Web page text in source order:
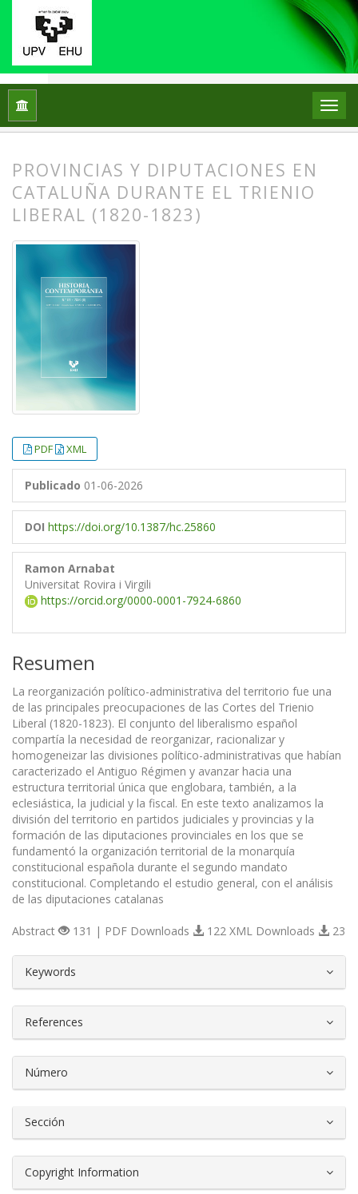
Inicio
PROVINCIAS Y DIPUTACIONES EN
CATALUÑA DURANTE EL TRIENIO
LIBERAL (1820-1823)
PDF XML
Publicado 01-06-2026
DOI https://doi.org/10.1387/hc.25860
Ramon Arnabat
Universitat Rovira i Virgili
https://orcid.org/0000-0001-7924-6860
Resumen
La reorganización político-administrativa del territorio fue una
de las principales preocupaciones de las Cortes del Trienio
Liberal (1820-1823). El conjunto del liberalismo español
compartía la necesidad de reorganizar, racionalizar y
homogeneizar las divisiones político-administrativas que habían
caracterizado el Antiguo Régimen y avanzar hacia una
estructura territorial única que englobara, también, a la
eclesiástica, la judicial y la fiscal. En este texto analizamos la
división del territorio en partidos judiciales y provincias y la
formación de las diputaciones provinciales en los que se
fundamentó la organización territorial de la monarquía
constitucional española durante el segundo mandato
constitucional. Completando el estudio general, con el análisis
de las diputaciones catalanas
Abstract 131 | PDF Downloads 122 XML Downloads 23
Keywords
References
Número
Sección
Copyright Information